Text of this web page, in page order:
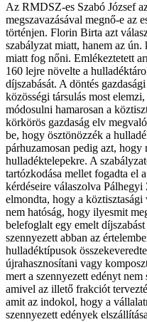
Az RMDSZ-es Szabó József
megszavazásával megnő-e az
történjen. Florin Birta azt
szabályzat miatt, hanem az
miatt fog nőni. Emlékeztetett
160 lejre növelte a
díjszabását. A döntés
közösségi társulás most
módosulni hamarosan a
körkörös gazdaság elv
be, hogy ösztönözzék a
párhuzamosan pedig azt,
hulladéktelepekre. A
tartózkodása mellet fogadta el
kérdéseire válaszolva
elmondta, hogy a
nem hatóság, hogy ilyesmit
belefoglalt egy emelt
szennyezett abban az
hulladéktípusok
újrahasznosítani vagy
mert a szennyezett edényt
amivel az illető frakciót
amit az indokol, hogy a
szennyezett edények